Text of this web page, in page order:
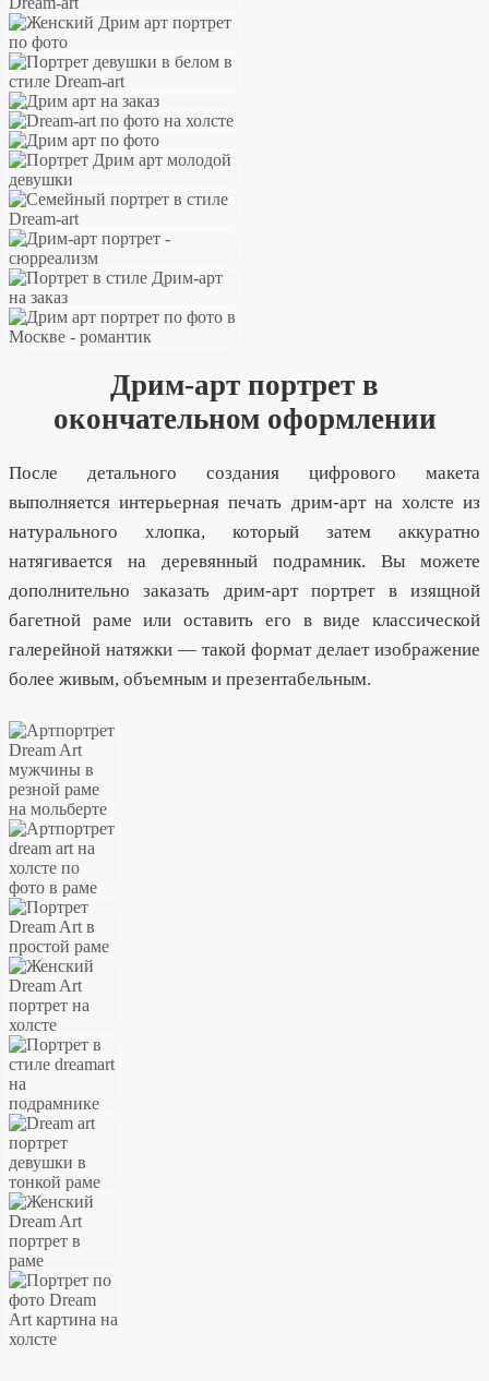
Дрим-арт портрет в
окончательном оформлении
После детального создания цифрового макета
выполняется интерьерная печать дрим-арт на холсте из
натурального хлопка, который затем аккуратно
натягивается на деревянный подрамник. Вы можете
дополнительно заказать дрим-арт портрет в изящной
багетной раме или оставить его в виде классической
галерейной натяжки — такой формат делает изображение
более живым, объемным и презентабельным.